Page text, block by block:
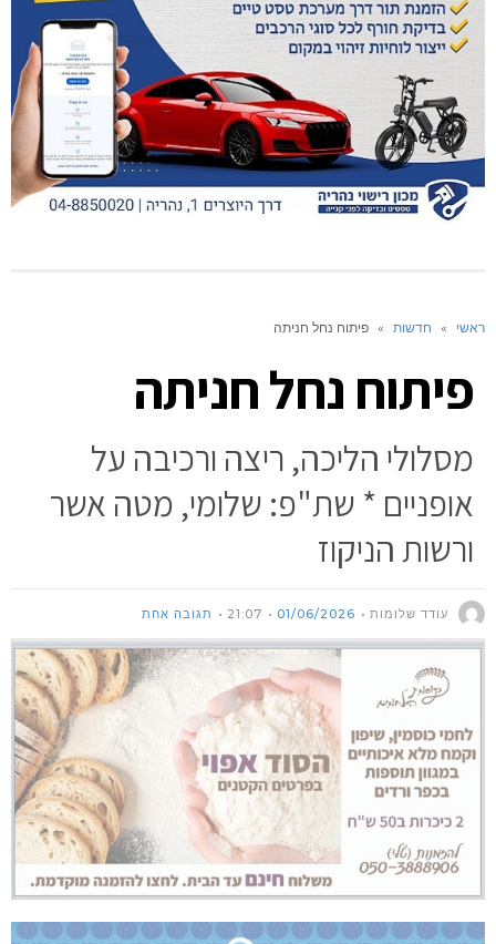
ראשי » חדשות » פיתוח נחל חניתה
פיתוח נחל חניתה
מסלולי הליכה, ריצה ורכיבה על
אופניים * שת"פ: שלומי, מטה אשר
ורשות הניקוז
עודד שלומות 01/06/2026
21:07 תגובה אחת